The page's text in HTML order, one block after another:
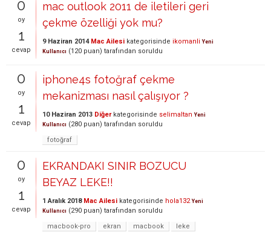
0
oy
1
cevap
mac outlook 2011 de iletileri geri
çekme özelliği yok mu?
9 Haziran 2014 Mac Ailesi kategorisinde ikomanli Yeni
Kullanıcı (120 puan) tarafından soruldu
0
oy
1
cevap
iphone4s fotoğraf çekme
mekanizması nasıl çalışıyor ?
10 Haziran 2013 Diğerkategorisinde selimaltan Yeni
Kullanıcı (280 puan) tarafından soruldu
fotoğraf
0
oy
1
cevap
EKRANDAKI SINIR BOZUCU
BEYAZ LEKE!!
1 Aralık 2018 Mac Ailesi kategorisinde hola132 Yeni
Kullanıcı (290 puan) tarafından soruldu
macbook-pro
ekran macbook leke